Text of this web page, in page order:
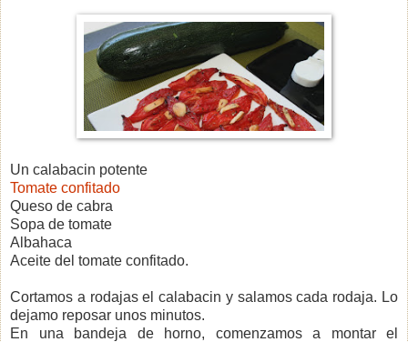
Un calabacin potente
Tomate confitado
Queso de cabra
Sopa de tomate
Albahaca
Aceite del tomate confitado.
Cortamos a rodajas el calabacin y salamos cada rodaja. Lo
dejamo reposar unos minutos.
En una bandeja de horno, comenzamos a montar el